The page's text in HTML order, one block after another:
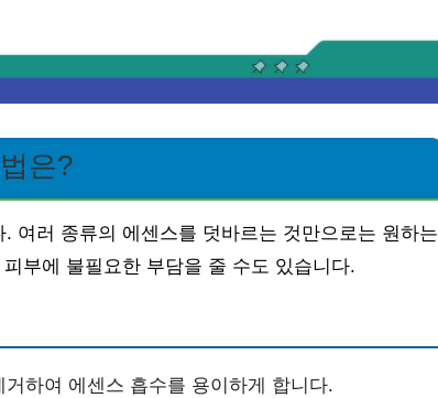
은?
여러 종류의 에센스를 덧바르는 것만으로는 원하는
부에 불필요한 부담을 줄 수도 있습니다.
하여 에센스 흡수를 용이하게 합니다.